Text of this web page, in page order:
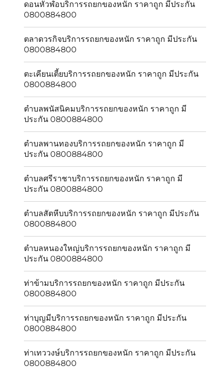
ดอนหัวฬ่อบริการรถยกของหนัก ราคาถูก มีประกัน
0800884800
ตลาดวรกิจบริการรถยกของหนัก ราคาถูก มีประกัน
0800884800
ตะเคียนเตี้ยบริการรถยกของหนัก ราคาถูก มีประกัน
0800884800
ตำบลพนัสนิคมบริการรถยกของหนัก ราคาถูก มี
ประกัน 0800884800
ตำบลพานทองบริการรถยกของหนัก ราคาถูก มี
ประกัน 0800884800
ตำบลศรีราชาบริการรถยกของหนัก ราคาถูก มี
ประกัน 0800884800
ตำบลสัตหีบบริการรถยกของหนัก ราคาถูก มีประกัน
0800884800
ตำบลหนองใหญ่บริการรถยกของหนัก ราคาถูก มี
ประกัน 0800884800
ท่าข้ามบริการรถยกของหนัก ราคาถูก มีประกัน
0800884800
ท่าบุญมีบริการรถยกของหนัก ราคาถูก มีประกัน
0800884800
ท่าเทววงษ์บริการรถยกของหนัก ราคาถูก มีประกัน
0800884800